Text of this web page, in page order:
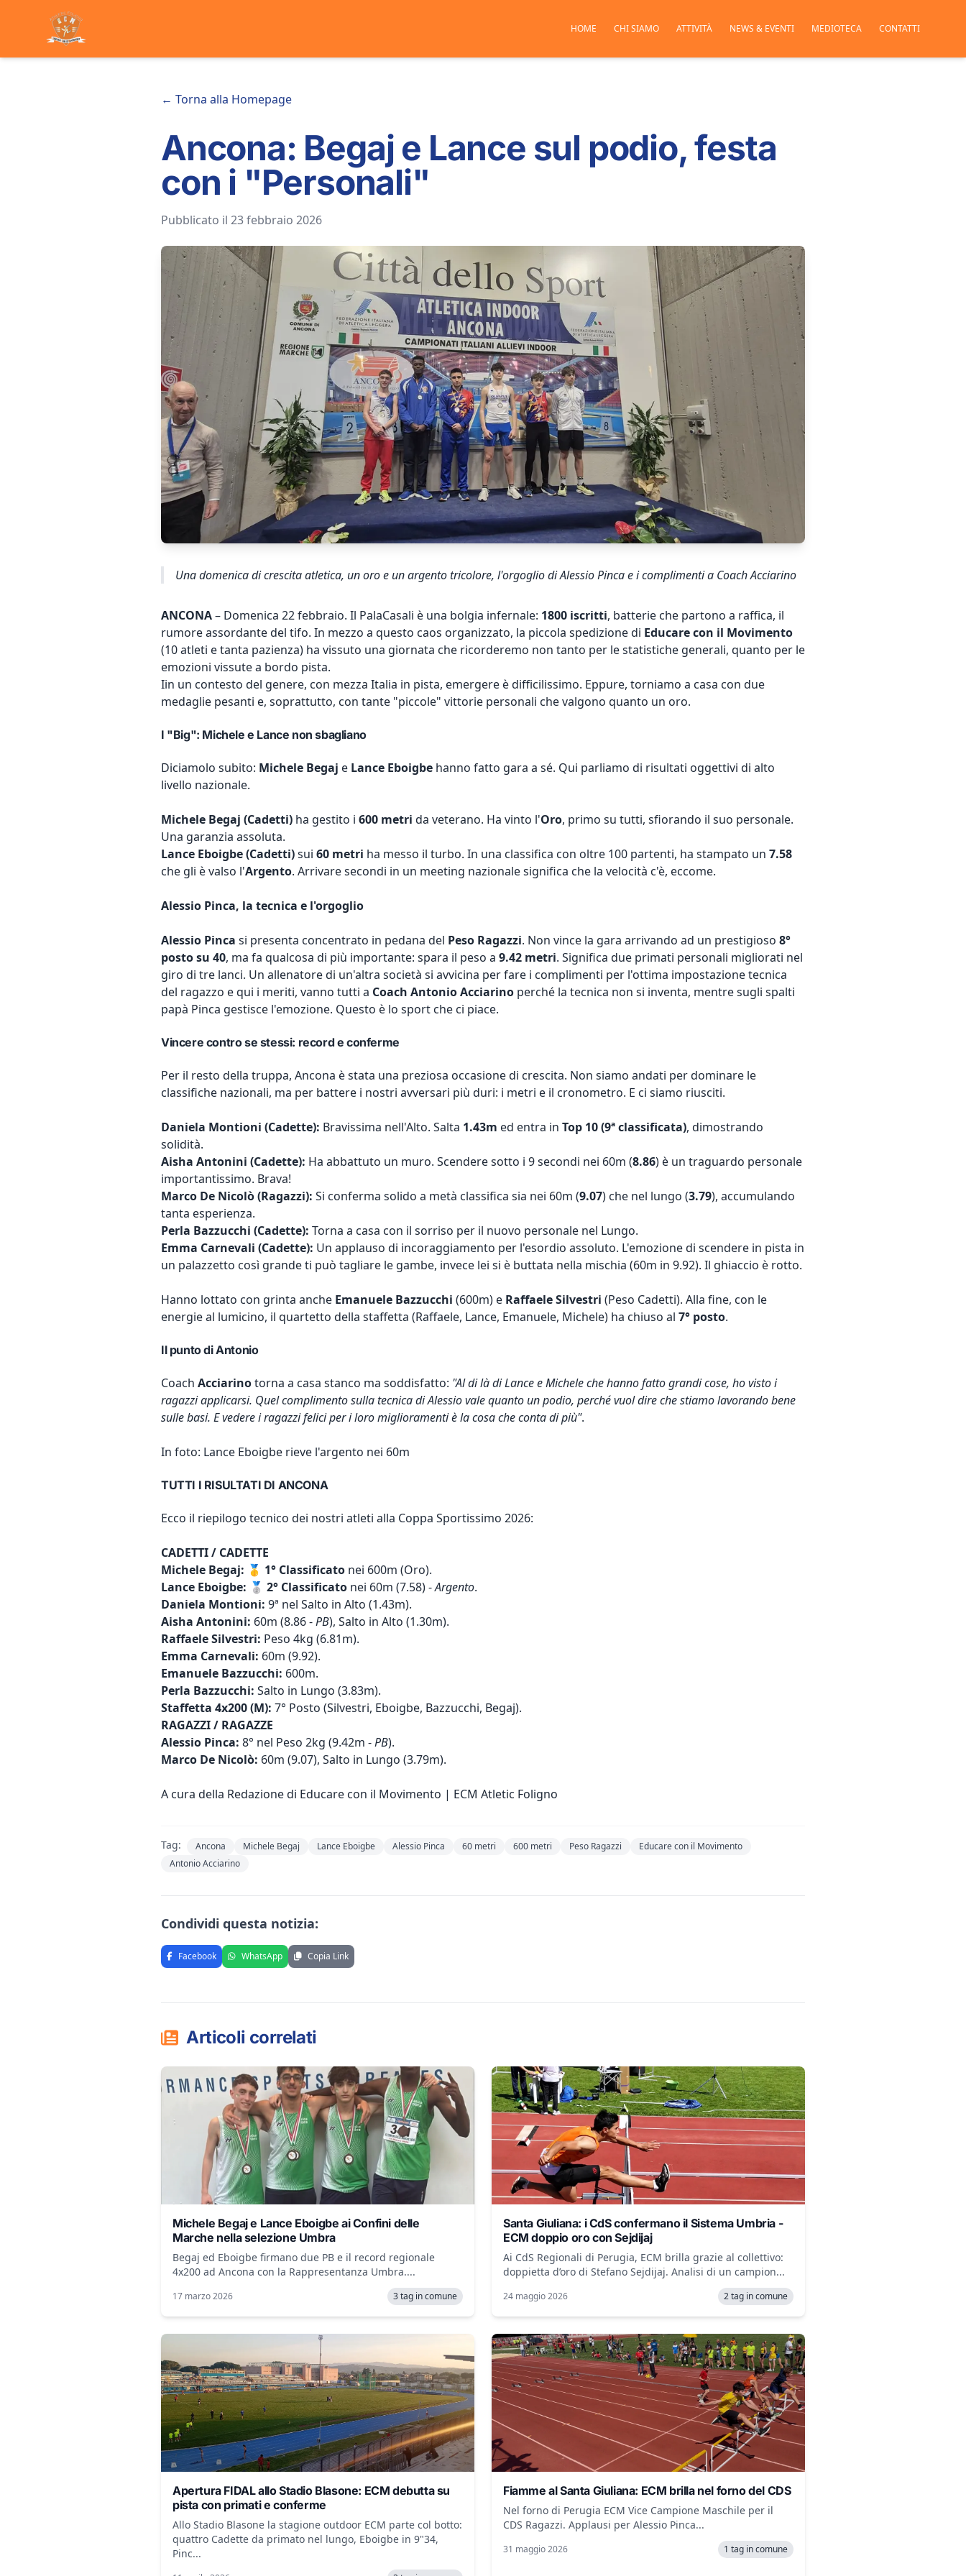
HOME CHI SIAMO ATTIVITÀ NEWS & EVENTI MEDIOTECA CONTATTI
← Torna alla Homepage
Ancona: Begaj e Lance sul podio, festa
con i "Personali"
Pubblicato il 23 febbraio 2026
Una domenica di crescita atletica, un oro e un argento tricolore, l'orgoglio di Alessio Pinca e i complimenti a Coach Acciarino
ANCONA– Domenica 22 febbraio. Il PalaCasali è una bolgia infernale: 1800 iscritti, batterie che partono a raffica, il
rumore assordante del tifo. In mezzo a questo caos organizzato, la piccola spedizione di Educare con il Movimento
(10 atleti e tanta pazienza) ha vissuto una giornata che ricorderemo non tanto per le statistiche generali, quanto per le
emozioni vissute a bordo pista.
Iin un contesto del genere, con mezza Italia in pista, emergere è difficilissimo. Eppure, torniamo a casa con due
medaglie pesanti e, soprattutto, con tante "piccole" vittorie personali che valgono quanto un oro.
I "Big": Michele e Lance non sbagliano
Diciamolo subito: Michele Begaj e Lance Eboigbe hanno fatto gara a sé. Qui parliamo di risultati oggettivi di alto
livello nazionale.
Michele Begaj (Cadetti) ha gestito i 600 metri da veterano. Ha vinto l'Oro, primo su tutti, sfiorando il suo personale.
Una garanzia assoluta.
Lance Eboigbe (Cadetti)sui 60 metri ha messo il turbo. In una classifica con oltre 100 partenti, ha stampato un 7.58
che gli è valso l'Argento. Arrivare secondi in un meeting nazionale significa che la velocità c'è, eccome.
Alessio Pinca, la tecnica e l'orgoglio
Alessio Pinca si presenta concentrato in pedana del Peso Ragazzi. Non vince la gara arrivando ad un prestigioso 8°
posto su 40, ma fa qualcosa di più importante: spara il peso a 9.42 metri. Significa due primati personali migliorati nel
giro di tre lanci. Un allenatore di un'altra società si avvicina per fare i complimenti per l'ottima impostazione tecnica
del ragazzo e qui i meriti, vanno tutti a Coach Antonio Acciarino perché la tecnica non si inventa, mentre sugli spalti
papà Pinca gestisce l'emozione. Questo è lo sport che ci piace.
Vincere contro se stessi: record e conferme
Per il resto della truppa, Ancona è stata una preziosa occasione di crescita. Non siamo andati per dominare le
classifiche nazionali, ma per battere i nostri avversari più duri: i metri e il cronometro. E ci siamo riusciti.
Daniela Montioni (Cadette): Bravissima nell'Alto. Salta 1.43m ed entra in Top 10 (9ª classificata), dimostrando
solidità.
Aisha Antonini (Cadette): Ha abbattuto un muro. Scendere sotto i 9 secondi nei 60m (8.86) è un traguardo personale
importantissimo. Brava!
Marco De Nicolò (Ragazzi): Si conferma solido a metà classifica sia nei 60m (9.07) che nel lungo (3.79), accumulando
tanta esperienza.
Perla Bazzucchi (Cadette): Torna a casa con il sorriso per il nuovo personale nel Lungo.
Emma Carnevali (Cadette): Un applauso di incoraggiamento per l'esordio assoluto. L'emozione di scendere in pista in
un palazzetto così grande ti può tagliare le gambe, invece lei si è buttata nella mischia (60m in 9.92). Il ghiaccio è rotto.
Hanno lottato con grinta anche Emanuele Bazzucchi (600m) e Raffaele Silvestri (Peso Cadetti). Alla fine, con le
energie al lumicino, il quartetto della staffetta (Raffaele, Lance, Emanuele, Michele) ha chiuso al 7° posto.
Il punto di Antonio
Coach Acciarinotorna a casa stanco ma soddisfatto: "Al di là di Lance e Michele che hanno fatto grandi cose, ho visto i
ragazzi applicarsi. Quel complimento sulla tecnica di Alessio vale quanto un podio, perché vuol dire che stiamo lavorando bene
sulle basi. E vedere i ragazzi felici per i loro miglioramenti è la cosa che conta di più".
In foto: Lance Eboigbe rieve l'argento nei 60m
TUTTI I RISULTATI DI ANCONA
Ecco il riepilogo tecnico dei nostri atleti alla Coppa Sportissimo 2026:
CADETTI / CADETTE
Michele Begaj: 🥇 1° Classificato nei 600m (Oro).
Lance Eboigbe: 🥈 2° Classificato nei 60m (7.58) -Argento.
Daniela Montioni: 9ª nel Salto in Alto (1.43m).
Aisha Antonini: 60m (8.86 -PB), Salto in Alto (1.30m).
Raffaele Silvestri: Peso 4kg (6.81m).
Emma Carnevali: 60m (9.92).
Emanuele Bazzucchi: 600m.
Perla Bazzucchi: Salto in Lungo (3.83m).
Staffetta 4x200 (M): 7° Posto (Silvestri, Eboigbe, Bazzucchi, Begaj).
RAGAZZI / RAGAZZE
Alessio Pinca: 8° nel Peso 2kg (9.42m -PB).
Marco De Nicolò: 60m (9.07), Salto in Lungo (3.79m).
A cura della Redazione di Educare con il Movimento | ECM Atletic Foligno
Tag: Ancona Michele Begaj Lance Eboigbe Alessio Pinca 60 metri 600 metri Peso Ragazzi
Educare con il Movimento
Antonio Acciarino
Condividi questa notizia:
Facebook WhatsApp Copia Link
Articoli correlati
Michele Begaj e Lance Eboigbe ai Confini delle
Marche nella selezione Umbra
Begaj ed Eboigbe firmano due PB e il record regionale
4x200 ad Ancona con la Rappresentanza Umbra....
17 marzo 2026 3 tag in comune
Santa Giuliana: i CdS confermano il Sistema Umbria -
ECM doppio oro con Sejdijaj
Ai CdS Regionali di Perugia, ECM brilla grazie al collettivo:
doppietta d’oro di Stefano Sejdijaj. Analisi di un campion...
24 maggio 2026 2 tag in comune
Apertura FIDAL allo Stadio Blasone: ECM debutta su
pista con primati e conferme
Allo Stadio Blasone la stagione outdoor ECM parte col botto:
quattro Cadette da primato nel lungo, Eboigbe in 9"34,
Pinc...
Fiamme al Santa Giuliana: ECM brilla nel forno del CDS
Nel forno di Perugia ECM Vice Campione Maschile per il
CDS Ragazzi. Applausi per Alessio Pinca...
31 maggio 2026 1 tag in comune